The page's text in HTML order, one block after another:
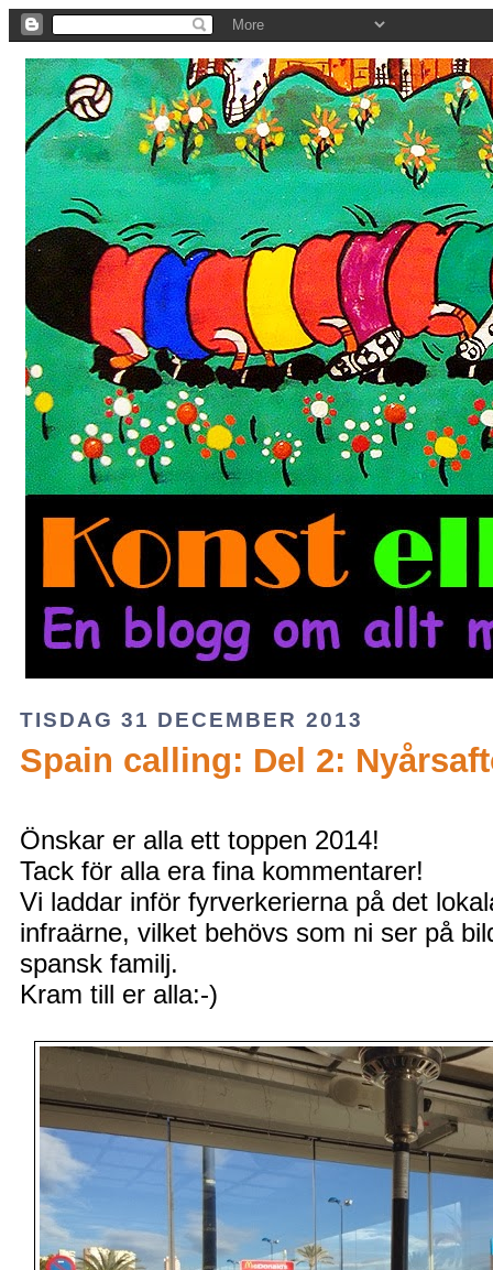
TISDAG 31 DECEMBER 2013
Spain calling: Del 2:
Önskar er alla ett toppen 2014!
Tack för alla era fina kommentarer!
Vi laddar inför fyrverkerierna på det
infraärne, vilket behövs som ni ser på
spansk familj.
Kram till er alla:-)